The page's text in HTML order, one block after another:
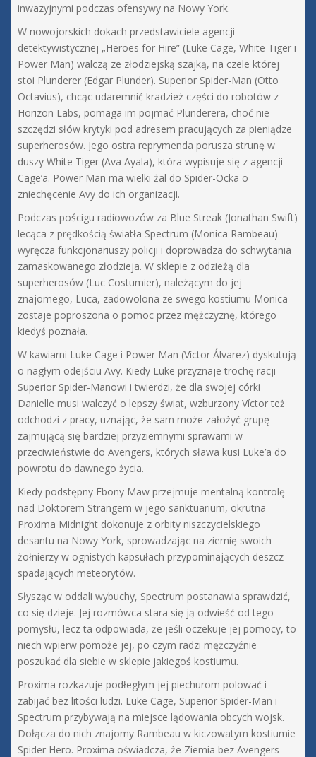
inwazyjnymi podczas ofensywy na Nowy York.
W nowojorskich dokach przedstawiciele agencji
detektywistycznej „Heroes for Hire” (Luke Cage, White Tiger i
Power Man) walczą ze złodziejską szajką, na czele której
stoi Plunderer (Edgar Plunder). Superior Spider-Man (Otto
Octavius), chcąc udaremnić kradzież części do robotów z
Horizon Labs, pomaga im pojmać Plunderera, choć nie
szczędzi słów krytyki pod adresem pracujących za pieniądze
superherosów. Jego ostra reprymenda porusza strunę w
duszy White Tiger (Ava Ayala), która wypisuje się z agencji
Cage’a. Power Man ma wielki żal do Spider-Ocka o
zniechęcenie Avy do ich organizacji.
Podczas pościgu radiowozów za Blue Streak (Jonathan Swift)
lecąca z prędkością światła Spectrum (Monica Rambeau)
wyręcza funkcjonariuszy policji i doprowadza do schwytania
zamaskowanego złodzieja. W sklepie z odzieżą dla
superherosów (Luc Costumier), należącym do jej
znajomego, Luca, zadowolona ze swego kostiumu Monica
zostaje poproszona o pomoc przez mężczyznę, którego
kiedyś poznała.
W kawiarni Luke Cage i Power Man (Víctor Álvarez) dyskutują
o nagłym odejściu Avy. Kiedy Luke przyznaje trochę racji
Superior Spider-Manowi i twierdzi, że dla swojej córki
Danielle musi walczyć o lepszy świat, wzburzony Víctor też
odchodzi z pracy, uznając, że sam może założyć grupę
zajmującą się bardziej przyziemnymi sprawami w
przeciwieństwie do Avengers, których sława kusi Luke’a do
powrotu do dawnego życia.
Kiedy podstępny Ebony Maw przejmuje mentalną kontrolę
nad Doktorem Strangem w jego sanktuarium, okrutna
Proxima Midnight dokonuje z orbity niszczycielskiego
desantu na Nowy York, sprowadzając na ziemię swoich
żołnierzy w ognistych kapsułach przypominających deszcz
spadających meteorytów.
Słysząc w oddali wybuchy, Spectrum postanawia sprawdzić,
co się dzieje. Jej rozmówca stara się ją odwieść od tego
pomysłu, lecz ta odpowiada, że jeśli oczekuje jej pomocy, to
niech wpierw pomoże jej, po czym radzi mężczyźnie
poszukać dla siebie w sklepie jakiegoś kostiumu.
Proxima rozkazuje podłegłym jej piechurom polować i
zabijać bez litości ludzi. Luke Cage, Superior Spider-Man i
Spectrum przybywają na miejsce lądowania obcych wojsk.
Dołącza do nich znajomy Rambeau w kiczowatym kostiumie
Spider Hero. Proxima oświadcza, że Ziemia bez Avengers